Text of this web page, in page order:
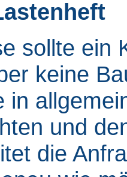
sollte ein
keine
in
und
die